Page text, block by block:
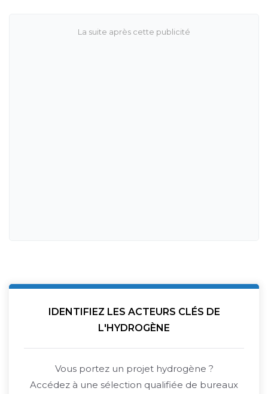
IDENTIFIEZ LES ACTEURS CLÉS DE
L'HYDROGÈNE
Vous portez un projet hydrogène ?
Accédez à une sélection qualifiée de bureaux